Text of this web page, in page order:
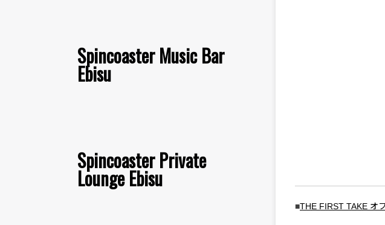
Spincoaster Music Bar
Ebisu
Spincoaster Private
Lounge Ebisu
■THE FIRST TAKE オ